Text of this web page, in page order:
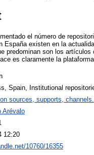
el número de
España existen en la
predominan son los
es claramente la
Spain, Institutional
sources, supports, channels.
Arévalo
12:20
10760/16355